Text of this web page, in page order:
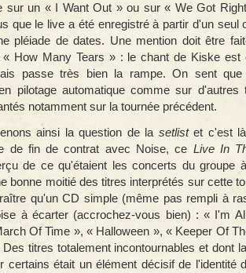
sur un « I Want Out » ou sur « We Got
que le live a été enregistré à partir d'un seul
pléiade de dates. Une mention doit être
How Many Tears » : le chant de Kiske est
passe très bien la rampe. On sent
pilotage automatique comme sur
notamment sur la tournée précédent.
ainsi la question de la setlistet c'est là
de fin de contrat avec Noise, ce Live In
de ce qu'étaient les concerts du groupe
bonne moitié des titres interprétés sur cette
qu'un CD simple (même pas rempli à
à écarter (accrochez-vous bien) : « I'm
Of Time », « Halloween », « Keeper Of
titres totalement incontournables et dont
certains était un élément décisif de l'identité